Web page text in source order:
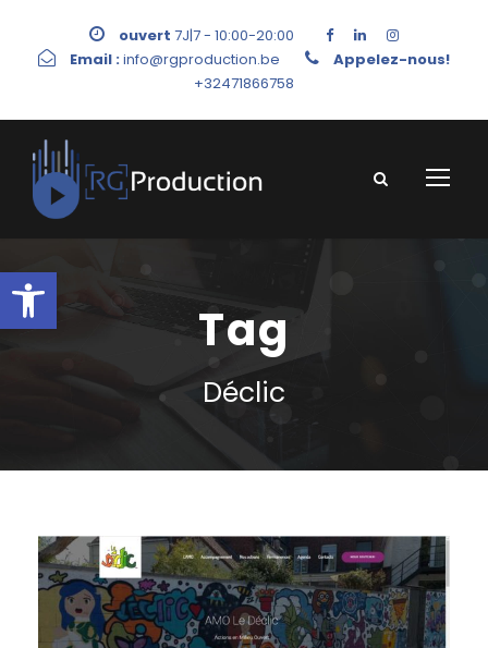
Ouvrir la barre d’outils
ouvert 7J|7 - 10:00-20:00
Email :info@rgproduction.be
Appelez-nous!
+32471866758
Tag
Déclic